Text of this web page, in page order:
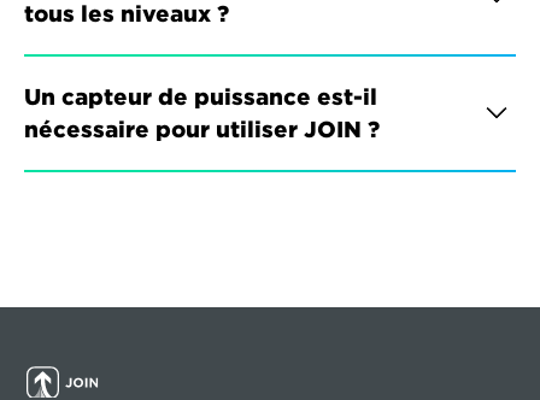
tous les niveaux ?
Un capteur de puissance est-il
nécessaire pour utiliser JOIN ?